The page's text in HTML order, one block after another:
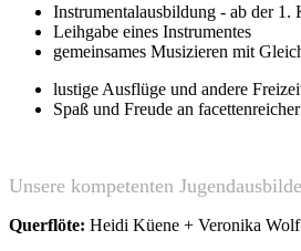
Instrumentalausbildung - ab der
Leihgabe eines Instrumentes
gemeinsames Musizieren mit
lustige Ausflüge und andere
Spaß und Freude an
Unsere kompetenten
Querflöte: Heidi Küene + Veronika Wolf